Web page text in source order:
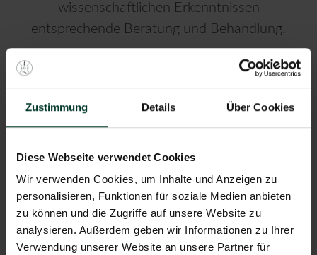
Zustimmung Details Über Cookies
Diese Webseite verwendet Cookies
Wir verwenden Cookies, um Inhalte und Anzeigen zu
personalisieren, Funktionen für soziale Medien anbieten
zu können und die Zugriffe auf unsere Website zu
analysieren. Außerdem geben wir Informationen zu Ihrer
Verwendung unserer Website an unsere Partner für
wissenschaftlichen Erkenntnissen
entsprechende Beratung und Behandlung.
Stillstand bedeutet Rückschritt
SERVICE